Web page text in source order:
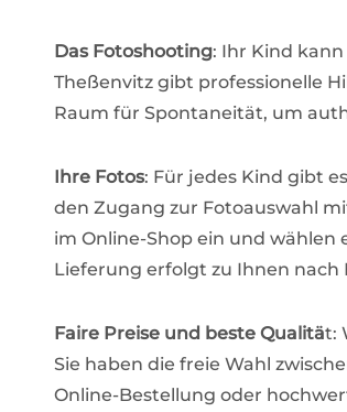
Das Fotoshooting: Ihr Kind
Theßenvitz gibt professionelle
Raum für Spontaneität, um
Ihre Fotos: Für jedes Kind gibt
den Zugang zur Fotoauswahl
im Online-Shop ein und wählen
Lieferung erfolgt zu Ihnen nach
Faire Preise und beste Qualität:
Sie haben die freie Wahl
Online-Bestellung oder